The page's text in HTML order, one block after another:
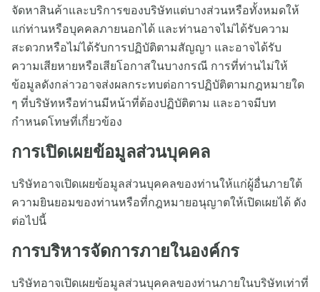
จัดหาสินค้าและบริการของบริษัทแต่บางส่วนหรือทั้งหมดให้
แก่ท่านหรือบุคคลภายนอกได้ และท่านอาจไม่ได้รับความ
สะดวกหรือไม่ได้รับการปฏิบัติตามสัญญา และอาจได้รับ
ความเสียหายหรือเสียโอกาสในบางกรณี การที่ท่านไม่ให้
ข้อมูลดังกล่าวอาจส่งผลกระทบต่อการปฏิบัติตามกฎหมายใด
ๆ ที่บริษัทหรือท่านมีหน้าที่ต้องปฏิบัติตาม และอาจมีบท
กำหนดโทษที่เกี่ยวข้อง
การเปิดเผยข้อมูลส่วนบุคคล
บริษัทอาจเปิดเผยข้อมูลส่วนบุคคลของท่านให้แก่ผู้อื่นภายใต้
ความยินยอมของท่านหรือที่กฎหมายอนุญาตให้เปิดเผยได้ ดัง
ต่อไปนี้
การบริหารจัดการภายในองค์กร
บริษัทอาจเปิดเผยข้อมูลส่วนบุคคลของท่านภายในบริษัทเท่าที่